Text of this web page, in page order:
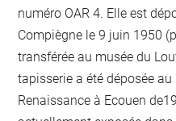
numéro OAR 4. Elle est
Compiègne le 9 juin 1950
transférée au musée du
tapisserie a été déposée
Renaissance à Ecouen